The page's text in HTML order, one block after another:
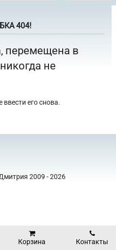
404!
перемещена в
не
ввести его снова.
2009 - 2026
Корзина Контакты